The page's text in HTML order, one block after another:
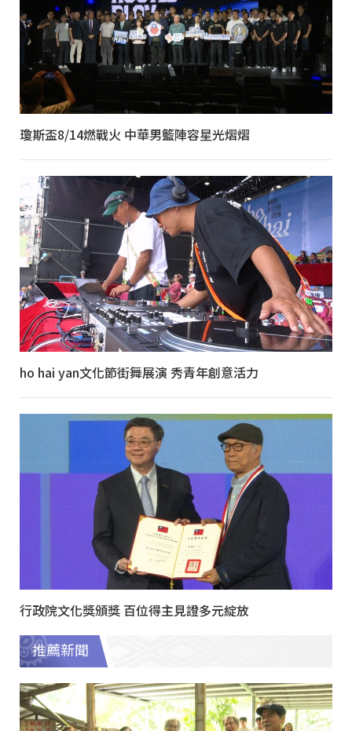
瓊斯盃8/14燃戰火 中華男籃陣容星光熠熠
ho hai yan文化節街舞展演 秀青年創意活力
行政院文化獎頒獎 百位得主見證多元綻放
推薦新聞